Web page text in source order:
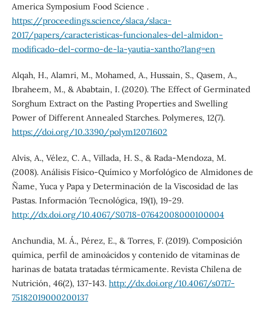
America Symposium Food Science .
https://proceedings.science/slaca/slaca-
2017/papers/caracteristicas-funcionales-del-almidon-
modificado-del-cormo-de-la-yautia-xantho?lang=en
Alqah, H., Alamri, M., Mohamed, A., Hussain, S., Qasem, A.,
Ibraheem, M., & Ababtain, I. (2020). The Effect of Germinated
Sorghum Extract on the Pasting Properties and Swelling
Power of Different Annealed Starches. Polymeres, 12(7).
https://doi.org/10.3390/polym12071602
Alvis, A., Vélez, C. A., Villada, H. S., & Rada-Mendoza, M.
(2008). Análisis Físico-Químico y Morfológico de Almidones de
Ñame, Yuca y Papa y Determinación de la Viscosidad de las
Pastas. Información Tecnológica, 19(1), 19-29.
http://dx.doi.org/10.4067/S0718-07642008000100004
Anchundia, M. Á., Pérez, E., & Torres, F. (2019). Composición
química, perfil de aminoácidos y contenido de vitaminas de
harinas de batata tratadas térmicamente. Revista Chilena de
Nutrición, 46(2), 137-143. http://dx.doi.org/10.4067/s0717-
75182019000200137